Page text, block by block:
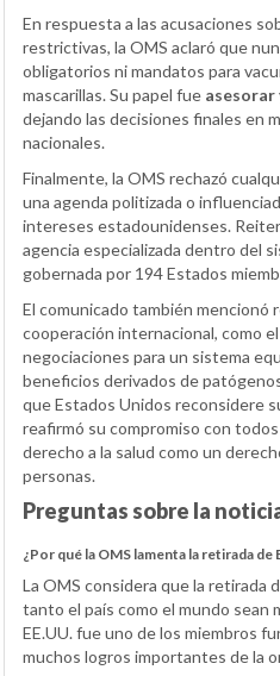
En respuesta a las acusaciones
restrictivas, la OMS aclaró que
obligatorios ni mandatos para
mascarillas. Su papel fue asesorar
dejando las decisiones finales en
nacionales.
Finalmente, la OMS rechazó
una agenda politizada o
intereses estadounidenses.
agencia especializada dentro del
gobernada por 194 Estados
El comunicado también mencionó
cooperación internacional, como
negociaciones para un sistema
beneficios derivados de
que Estados Unidos reconsidere
reafirmó su compromiso con
derecho a la salud como un
personas.
Preguntas sobre la
¿Por qué la OMS lamenta la retirada de
La OMS considera que la retirada
tanto el país como el mundo sean
EE.UU. fue uno de los miembros
muchos logros importantes de la